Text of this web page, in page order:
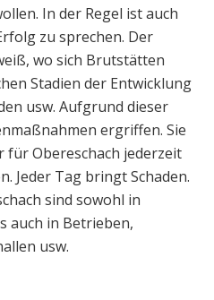
In der Regel ist auch
zu sprechen. Der
wo sich Brutstätten
Stadien der Entwicklung
usw. Aufgrund dieser
ergriffen. Sie
für Obereschach jederzeit
Jeder Tag bringt Schaden.
sind sowohl in
auch in Betrieben,
usw.